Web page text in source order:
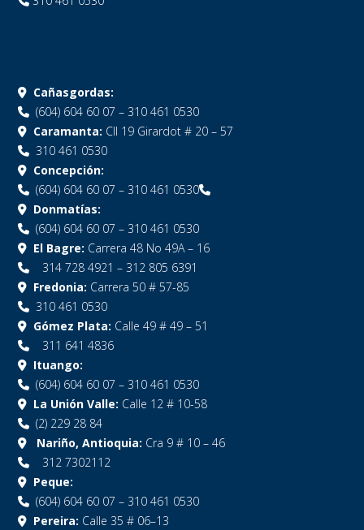
Cañasgordas:
(604) 604 60 07 – 310 461 0530
Caramanta: Cll 19 Girardot # 20 – 57
310 461 0530
Concepción:
(604) 604 60 07 – 310 461 0530
Donmatías:
(604) 604 60 07 – 310 461 0530
El Bagre: Carrera 48 No 49A – 16
314 728 4921 – 312 805 6391
Fredonia: Carrera 50 # 57-85
310 461 0530
Gómez Plata: Calle 49 # 49 – 51
311 641 4836
Ituango:
(604) 604 60 07 – 310 461 0530
La Unión Valle: Calle 12 # 10-58
(2) 229 28 84
Nariño, Antioquia: Cra 9 # 10 – 46
312 7302112
Peque:
(604) 604 60 07 – 310 461 0530
Pereira: Calle 35 # 06–13